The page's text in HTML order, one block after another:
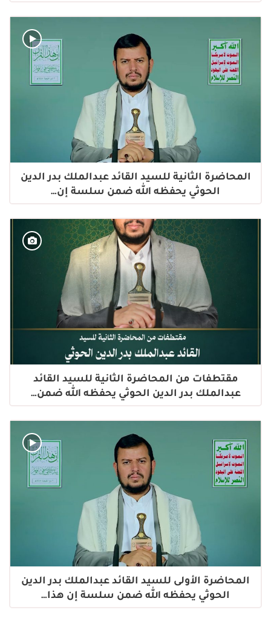
المحاضرة الثانية للسيد القائد عبدالملك بدر الدين
الحوثي يحفظه الله ضمن سلسة إن…
مقتطفات من المحاضرة الثانية للسيد القائد
عبدالملك بدر الدين الحوثي يحفظه الله ضمن…
المحاضرة الأولى للسيد القائد عبدالملك بدر الدين
الحوثي يحفظه الله ضمن سلسة إن هذا…